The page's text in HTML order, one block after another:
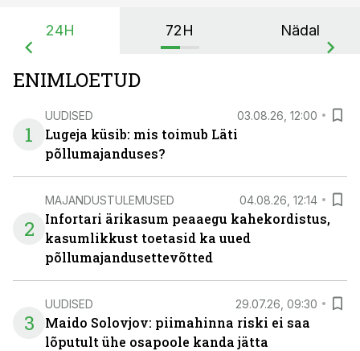
24H 72H Nädal
ENIMLOETUD
1
UUDISED 03.08.26, 12:00
Lugeja küsib: mis toimub Läti
põllumajanduses?
2
MAJANDUSTULEMUSED 04.08.26, 12:14
Infortari ärikasum peaaegu kahekordistus,
kasumlikkust toetasid ka uued
põllumajandusettevõtted
3
UUDISED 29.07.26, 09:30
Maido Solovjov: piimahinna riski ei saa
lõputult ühe osapoole kanda jätta